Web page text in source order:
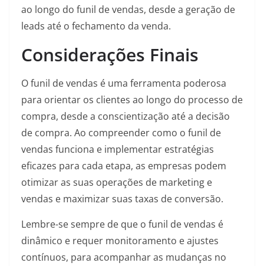
ao longo do funil de vendas, desde a geração de
leads até o fechamento da venda.
Considerações Finais
O funil de vendas é uma ferramenta poderosa
para orientar os clientes ao longo do processo de
compra, desde a conscientização até a decisão
de compra. Ao compreender como o funil de
vendas funciona e implementar estratégias
eficazes para cada etapa, as empresas podem
otimizar as suas operações de marketing e
vendas e maximizar suas taxas de conversão.
Lembre-se sempre de que o funil de vendas é
dinâmico e requer monitoramento e ajustes
contínuos, para acompanhar as mudanças no